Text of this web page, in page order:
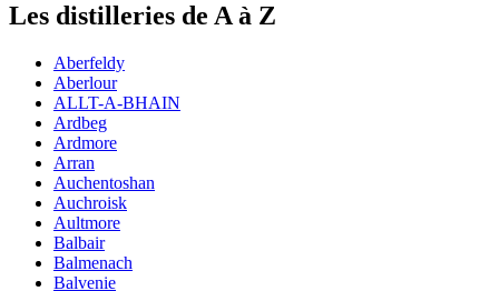
Les distilleries de A à Z
Aberfeldy
Aberlour
ALLT-A-BHAIN
Ardbeg
Ardmore
Arran
Auchentoshan
Auchroisk
Aultmore
Balbair
Balmenach
Balvenie